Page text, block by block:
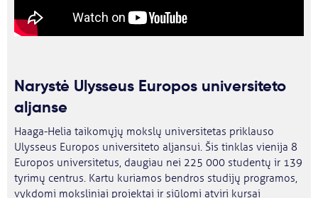
Narystė Ulysseus Europos universiteto
aljanse
Haaga-Helia taikomųjų mokslų universitetas priklauso
Ulysseus Europos universiteto aljansui. Šis tinklas vienija 8
Europos universitetus, daugiau nei 225 000 studentų ir 139
tyrimų centrus. Kartu kuriamos bendros studijų programos,
vykdomi moksliniai projektai ir siūlomi atviri kursai